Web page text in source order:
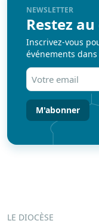
NEWSLETTER
Restez
Inscrivez-vous
événements
Votre
email
(Nécessaire)
LE DIOCÈSE